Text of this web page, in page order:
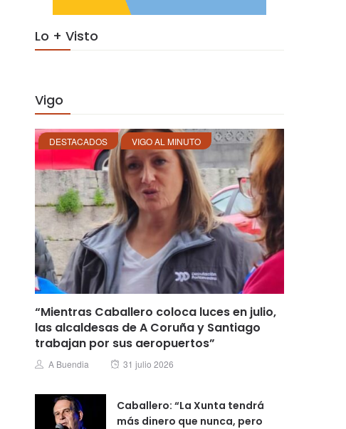
Lo + Visto
Vigo
DESTACADOS VIGO AL MINUTO
“Mientras Caballero coloca luces en julio,
las alcaldesas de A Coruña y Santiago
trabajan por sus aeropuertos”
Author
A Buendia
Posted
31 julio 2026
Caballero: “La Xunta tendrá
más dinero que nunca, pero